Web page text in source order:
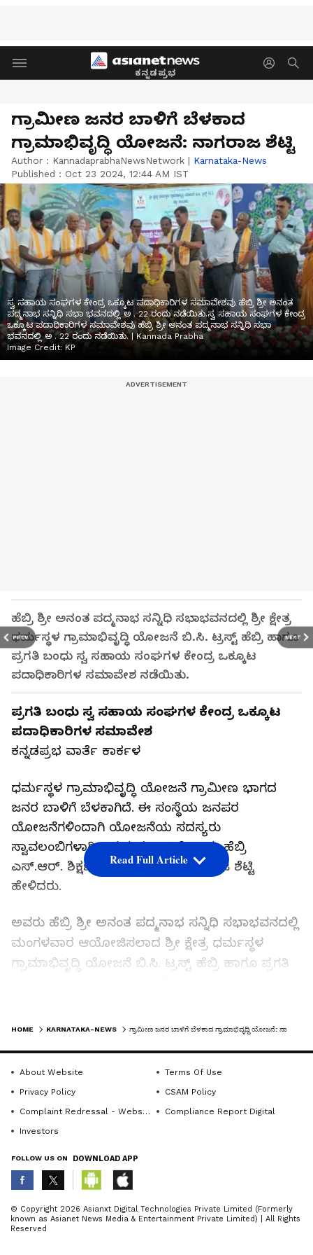
ಕನ್ನಡಪ್ರಭ
PREV NEXT
ಗ್ರಾಮೀಣ ಜನರ ಬಾಳಿಗೆ ಬೆಳಕಾದ
ಗ್ರಾಮಾಭಿವೃದ್ಧಿ ಯೋಜನೆ: ನಾಗರಾಜ ಶೆಟ್ಟಿ
Author : KannadaprabhaNewsNetwork | Karnataka-News
Published : Oct 23 2024, 12:44 AM IST
ಸ್ವ ಸಹಾಯ ಸಂಘಗಳ ಕೇಂದ್ರ ಒಕ್ಕೂಟ ಪದಾಧಿಕಾರಿಗಳ ಸಮಾವೇಶವು ಹೆಬ್ರಿ ಶ್ರೀ ಅನಂತ
ಪದ್ಮನಾಭ ಸನ್ನಿಧಿ ಸಭಾ ಭವನದಲ್ಲಿ ಅ . 22 ರಂದು ನಡೆಯಿತು.ಸ್ವ ಸಹಾಯ ಸಂಘಗಳ ಕೇಂದ್ರ
ಒಕ್ಕೂಟ ಪದಾಧಿಕಾರಿಗಳ ಸಮಾವೇಶವು ಹೆಬ್ರಿ ಶ್ರೀ ಅನಂತ ಪದ್ಮನಾಭ ಸನ್ನಿಧಿ ಸಭಾ
ಭವನದಲ್ಲಿ ಅ . 22 ರಂದು ನಡೆಯಿತು. | Kannada Prabha
Image Credit: KP
ಹೆಬ್ರಿ ಶ್ರೀ ಅನಂತ ಪದ್ಮನಾಭ ಸನ್ನಿಧಿ ಸಭಾಭವನದಲ್ಲಿ ಶ್ರೀ ಕ್ಷೇತ್ರ
ಧರ್ಮಸ್ಥಳ ಗ್ರಾಮಾಭಿವೃದ್ಧಿ ಯೋಜನೆ ಬಿ.ಸಿ. ಟ್ರಸ್ಟ್ ಹೆಬ್ರಿ ಹಾಗೂ
ಪ್ರಗತಿ ಬಂಧು ಸ್ವ ಸಹಾಯ ಸಂಘಗಳ ಕೇಂದ್ರ ಒಕ್ಕೂಟ
ಪದಾಧಿಕಾರಿಗಳ ಸಮಾವೇಶ ನಡೆಯಿತು.
ಪ್ರಗತಿ ಬಂಧು ಸ್ವ ಸಹಾಯ ಸಂಘಗಳ ಕೇಂದ್ರ ಒಕ್ಕೂಟ
ಪದಾಧಿಕಾರಿಗಳ ಸಮಾವೇಶ
ಕನ್ನಡಪ್ರಭ ವಾರ್ತೆ ಕಾರ್ಕಳ
ಧರ್ಮಸ್ಥಳ ಗ್ರಾಮಾಭಿವೃದ್ಧಿ ಯೋಜನೆ ಗ್ರಾಮೀಣ ಭಾಗದ
ಜನರ ಬಾಳಿಗೆ ಬೆಳಕಾಗಿದೆ. ಈ ಸಂಸ್ಥೆಯ ಜನಪರ
ಯೋಜನೆಗಳಿಂದಾಗಿ ಯೋಜನೆಯ ಸದಸ್ಯರು
ಸ್ವಾವಲಂಬಿಗಳಾಗಿ ಬದುಕುವಂತಾಗಿದೆ ಎಂದು ಹೆಬ್ರಿ
ಎಸ್.ಆರ್. ಶಿಕ್ಷಣ ಸಂಸ್ಥೆಯ ಅಧ್ಯಕ್ಷ ನಾಗರಾಜ ಶೆಟ್ಟಿ
ಹೇಳಿದರು.
ಅವರು ಹೆಬ್ರಿ ಶ್ರೀ ಅನಂತ ಪದ್ಮನಾಭ ಸನ್ನಿಧಿ ಸಭಾಭವನದಲ್ಲಿ
ಮಂಗಳವಾರ ಆಯೋಜಿಸಲಾದ ಶ್ರೀ ಕ್ಷೇತ್ರ ಧರ್ಮಸ್ಥಳ
ಗ್ರಾಮಾಭಿವೃದ್ಧಿ ಯೋಜನೆ ಬಿ.ಸಿ. ಟ್ರಸ್ಟ್ ಹೆಬ್ರಿ ಹಾಗೂ ಪ್ರಗತಿ
ಯೋಜನೆಯಿಂದಾಗಿ ಮಧ್ಯಮ ವರ್ಗದ ಜನರ ಬದುಕು
ಹಸನಾಗಿದೆ. ಧರ್ಮದ ತಳಹದಿಯಲ್ಲಿ ಸ್ವ ಸಹಾಯ
ಹಾಗೂ ಶೈಕ್ಷಣಿಕ ಪ್ರಗತಿಗಾಗಿ ಮಾಡುತ್ತಿರುವ ಸೇವೆ, ಸಾಧನೆಯು
ದೇಶಕ್ಕೆ ಮಾದರಿಯಾಗಿದೆ ಎಂದು ಹೇಳಿದರು.
ಕಾರ್ಕಳ ತಾಲೂಕು ಕೇಂದ್ರ ಒಕ್ಕೂಟಗಳ ಸಮಿತಿಯ ಸ್ಥಾಪಕ
Read Full Article
ABOUT THE AUTHOR
K KannadaprabhaNewsNetwork
HOME KARNATAKA-NEWS
About Website
Terms Of Use
Privacy Policy
CSAM Policy
Complaint Redressal - Website
Compliance Report Digital
Investors
FOLLOW US ON DOWNLOAD APP
© Copyright 2026 Asianxt Digital Technologies Private Limited (Formerly
known as Asianet News Media & Entertainment Private Limited) | All Rights
Reserved